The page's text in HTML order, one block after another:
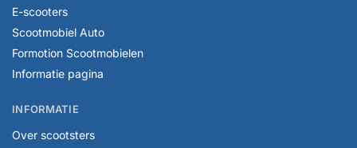
E-scooters
Scootmobiel Auto
Formotion Scootmobielen
Informatie pagina
INFORMATIE
Over scootsters